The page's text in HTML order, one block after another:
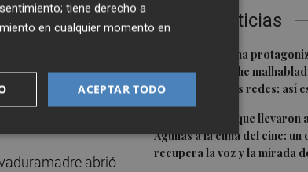
Últimas Noticias
La serie murciana
conejo de peluche
que triunfa en las redes: así
Las '200 vidas' que llevaron
Águilas a la cima del cine: un
recupera la voz y la mirada
su oferta en el
y semilla-.
'junto al
caracteriza en
orgánicos.
abrió
tiene derecho a
en cualquier momento en
ACEPTAR TODO